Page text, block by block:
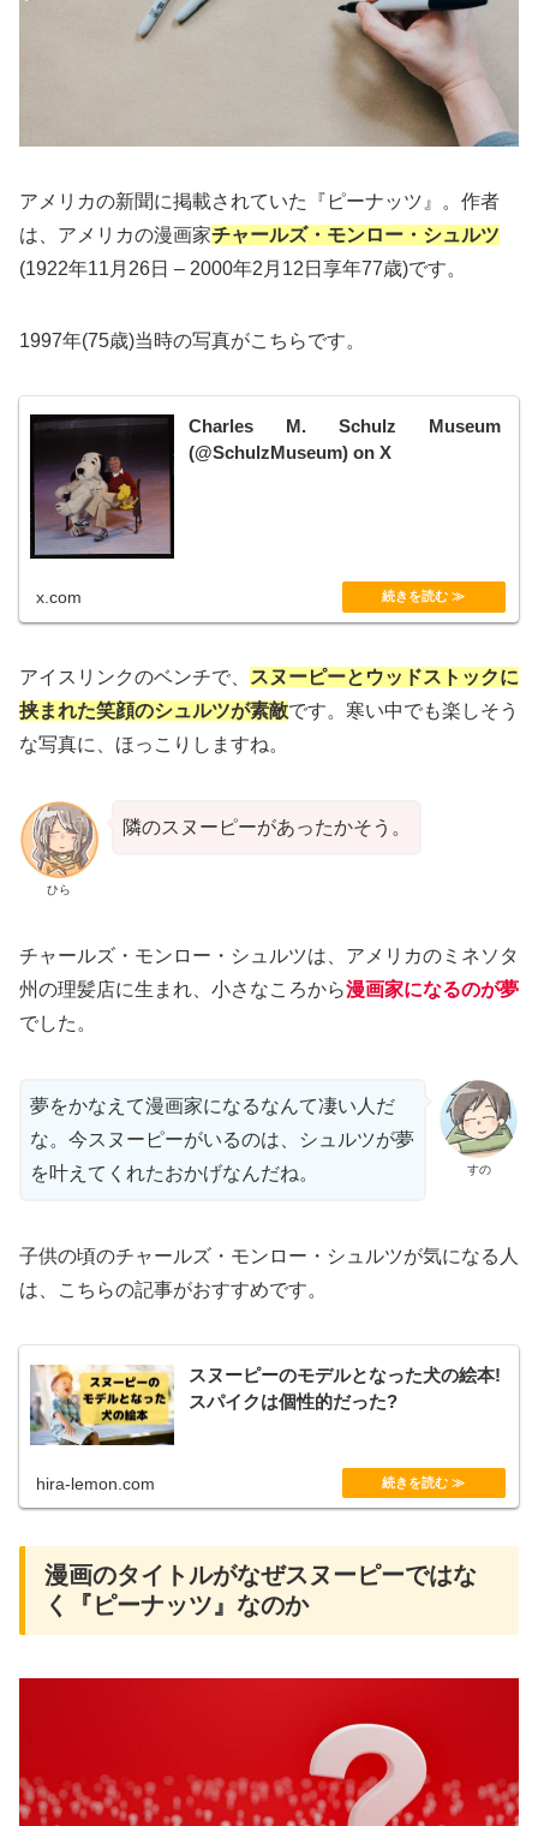
アメリカの新聞に掲載されていた『ピーナッツ』。作者
は、アメリカの漫画家チャールズ・モンロー・シュルツ
(1922年11月26日 – 2000年2月12日享年77歳)です。
1997年(75歳)当時の写真がこちらです。
Charles M. Schulz Museum
(@SchulzMuseum) on X
x.com
アイスリンクのベンチで、
スヌーピーとウッドストックに
挟まれた笑顔のシュルツが素敵です。寒い中でも楽しそう
な写真に、ほっこりしますね。
ひら
隣のスヌーピーがあったかそう。
チャールズ・モンロー・シュルツは、アメリカのミネソタ
州の理髪店に生まれ、小さなころから漫画家になるのが夢
でした。
すの
夢をかなえて漫画家になるなんて凄い人だ
な。今スヌーピーがいるのは、シュルツが夢
を叶えてくれたおかげなんだね。
子供の頃のチャールズ・モンロー・シュルツが気になる人
は、こちらの記事がおすすめです。
スヌーピーのモデルとなった犬の絵本!
スパイクは個性的だった?
hira-lemon.com
漫画のタイトルがなぜスヌーピーではな
く『ピーナッツ』なのか